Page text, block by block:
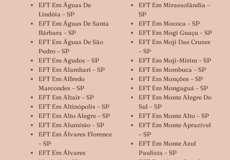
EFT Em Águas De
Lindóia – SP
EFT Em Águas De Santa
Bárbara – SP
EFT Em Águas De São
Pedro – SP
EFT Em Agudos – SP
EFT Em Alambari – SP
EFT Em Alfredo
Marcondes – SP
EFT Em Altair – SP
EFT Em Altinópolis – SP
EFT Em Alto Alegre – SP
EFT Em Alumínio – SP
EFT Em Álvares Florence
– SP
EFT Em Álvares
EFT Em Mirassolândia –
SP
EFT Em Mococa – SP
EFT Em Mogi Guaçu – SP
EFT Em Moji Das Cruzes
– SP
EFT Em Moji-Mirim – SP
EFT Em Mombuca – SP
EFT Em Monções – SP
EFT Em Mongaguá – SP
EFT Em Monte Alegre Do
Sul – SP
EFT Em Monte Alto – SP
EFT Em Monte Aprazível
– SP
EFT Em Monte Azul
Paulista – SP